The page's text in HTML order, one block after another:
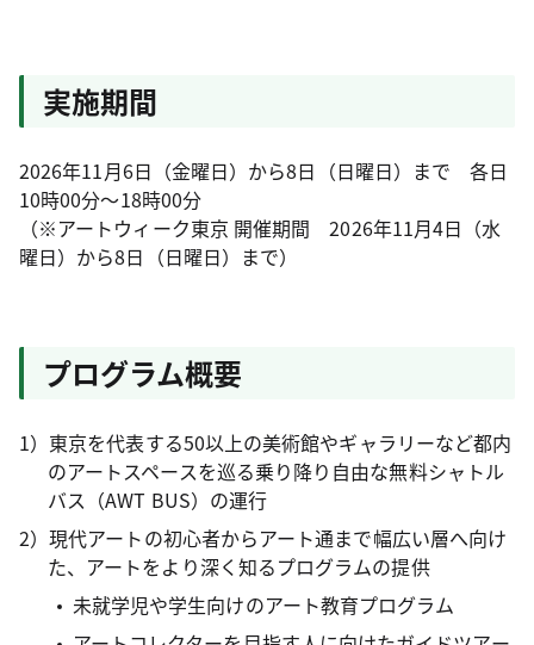
実施期間
2026年11月6日（金曜日）から8日（日曜日）まで 各日
10時00分～18時00分
（※アートウィーク東京 開催期間 2026年11月4日（水
曜日）から8日（日曜日）まで）
プログラム概要
1）東京を代表する50以上の美術館やギャラリーなど都内
のアートスペースを巡る乗り降り自由な無料シャトル
バス（AWT BUS）の運行
2）現代アートの初心者からアート通まで幅広い層へ向け
た、アートをより深く知るプログラムの提供
未就学児や学生向けのアート教育プログラム